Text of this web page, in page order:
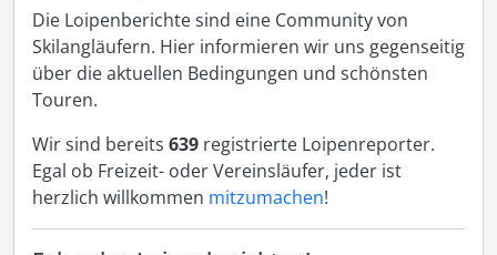
Die Loipenberichte sind eine Community von
Skilangläufern. Hier informieren wir uns gegenseitig
über die aktuellen Bedingungen und schönsten
Touren.
Wir sind bereits 639 registrierte Loipenreporter.
Egal ob Freizeit- oder Vereinsläufer, jeder ist
herzlich willkommen mitzumachen!